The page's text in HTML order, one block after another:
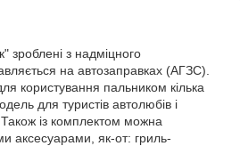
зроблені з надміцного
на автозаправках (АГЗС).
користування пальником кілька
для туристів автолюбів і
Також із комплектом можна
аксесуарами, як-от: гриль-